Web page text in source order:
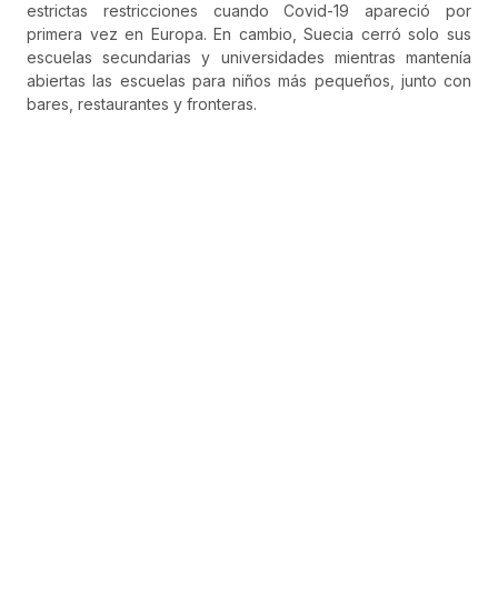
estrictas restricciones cuando Covid-19 apareció por
primera vez en Europa. En cambio, Suecia cerró solo sus
escuelas secundarias y universidades mientras mantenía
abiertas las escuelas para niños más pequeños, junto con
bares, restaurantes y fronteras.